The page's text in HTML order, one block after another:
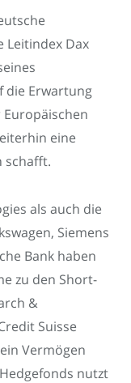
Leitindex Dax
die Erwartung
eine
schafft.
als auch die
Siemens
Bank haben
zu den Short-
&
Suisse
Vermögen
nutzt